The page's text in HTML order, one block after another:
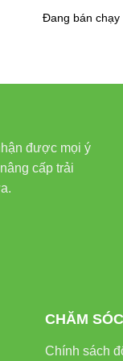
5.
Quy trình lắp đặt
Đang bán chạy
được mọi ý
cấp trải
CHĂM
Chính sách